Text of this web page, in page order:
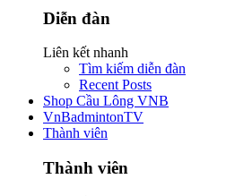
Diễn đàn
Liên kết nhanh
Tìm kiếm diễn đàn
Recent Posts
Shop Cầu Lông VNB
VnBadmintonTV
Thành viên
Thành viên